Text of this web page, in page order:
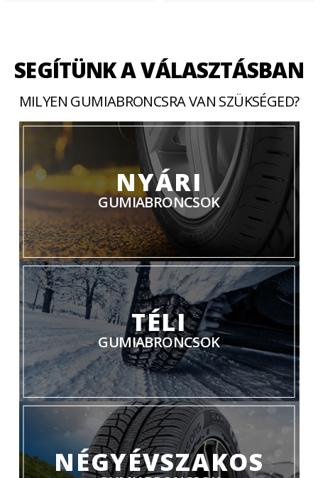
SEGÍTÜNK A VÁLASZTÁSBAN
MILYEN GUMIABRONCSRA VAN SZÜKSÉGED?
NYÁRI
GUMIABRONCSOK
TÉLI
GUMIABRONCSOK
NÉGYÉVSZAKOS